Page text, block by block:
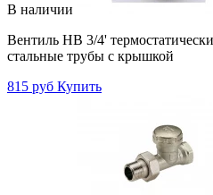
В наличии
Вентиль НВ 3/4'
стальные трубы с крышкой
815 руб Купить